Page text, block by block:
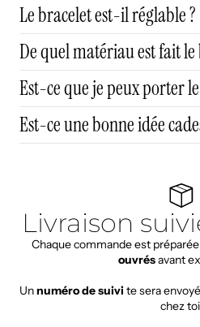
Le bracelet est-il réglable ?
De quel matériau est fait le
Est-ce que je peux porter le
Est-ce une bonne idée
Livraison
Chaque commande est
ouvrésavant
Unnuméro de suivi te sera
chez